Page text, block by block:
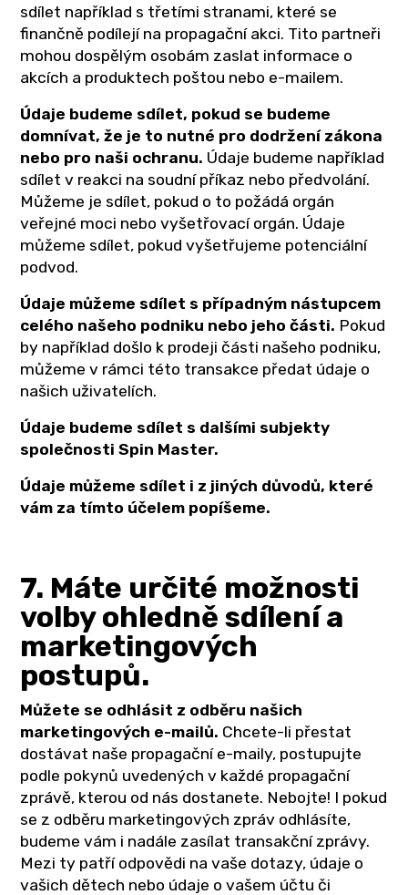
sdílet například s třetími stranami, které se
finančně podílejí na propagační akci. Tito partneři
mohou dospělým osobám zaslat informace o
akcích a produktech poštou nebo e-mailem.
Údaje budeme sdílet, pokud se budeme
domnívat, že je to nutné pro dodržení zákona
nebo pro naši ochranu. Údaje budeme například
sdílet v reakci na soudní příkaz nebo předvolání.
Můžeme je sdílet, pokud o to požádá orgán
veřejné moci nebo vyšetřovací orgán. Údaje
můžeme sdílet, pokud vyšetřujeme potenciální
podvod.
Údaje můžeme sdílet s případným nástupcem
celého našeho podniku nebo jeho části. Pokud
by například došlo k prodeji části našeho podniku,
můžeme v rámci této transakce předat údaje o
našich uživatelích.
Údaje budeme sdílet s dalšími subjekty
společnosti Spin Master.
Údaje můžeme sdílet i z jiných důvodů, které
vám za tímto účelem popíšeme.
7. Máte určité možnosti
volby ohledně sdílení a
marketingových
postupů.
Můžete se odhlásit z odběru našich
marketingových e-mailů. Chcete-li přestat
dostávat naše propagační e-maily, postupujte
podle pokynů uvedených v každé propagační
zprávě, kterou od nás dostanete. Nebojte! I pokud
se z odběru marketingových zpráv odhlásíte,
budeme vám i nadále zasílat transakční zprávy.
Mezi ty patří odpovědi na vaše dotazy, údaje o
vašich dětech nebo údaje o vašem účtu či